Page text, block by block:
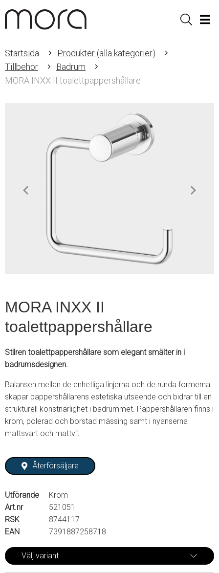
Sök
Startsida
Produkter (alla kategorier)
Tillbehör
Badrum
MORA INXX II toalettpappershållare
MORA INXX II
toalettpappershållare
Stilren toalettpappershållare som elegant smälter in i
badrumsdesignen.
Balansen mellan de enhetliga linjerna och de runda formerna
skapar pappershållarens estetiska utseende och bidrar till en
strukturell konstnärlighet i badrummet. Pappershållaren finns i
krom, polerad och borstad mässing samt i nyanserna
mattsvart och mattvit.
Återförsäljare
Utförande
Krom
Art.nr
521051
RSK
8744117
EAN
7391887258718
Välj variant